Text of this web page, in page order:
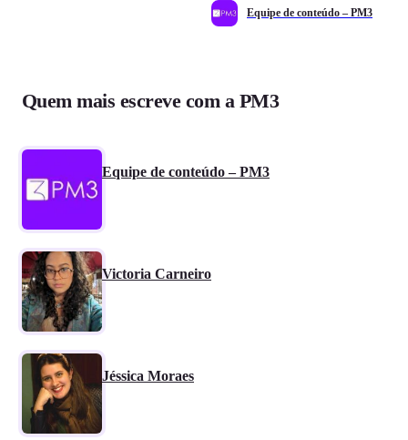
Equipe de conteúdo – PM3
Quem mais escreve com a PM3
Equipe de conteúdo – PM3
Victoria Carneiro
Jéssica Moraes